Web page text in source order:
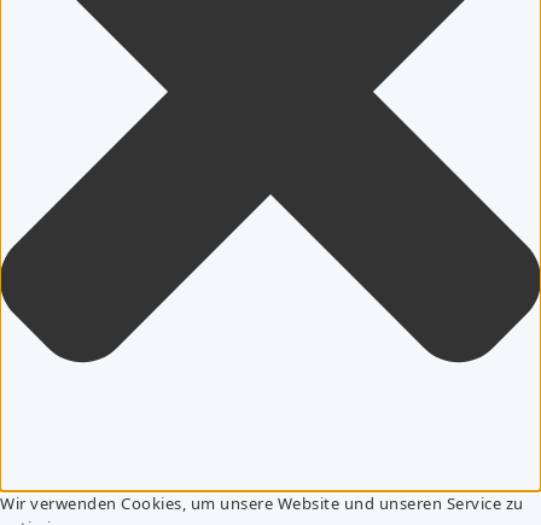
Wir verwenden Cookies, um unsere Website und unseren Service zu